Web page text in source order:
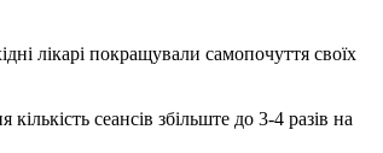
лікарі покращували самопочуття своїх
сеансів збільште до 3-4 разів на